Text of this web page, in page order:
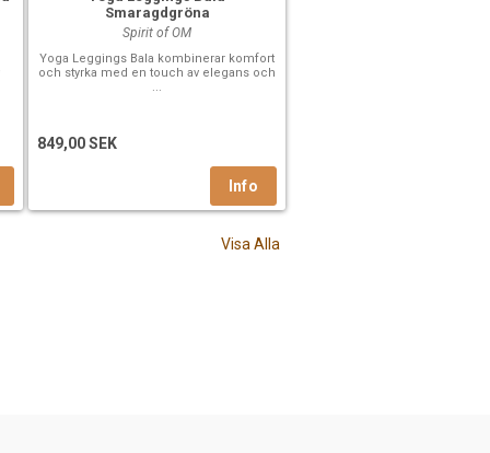
Smaragdgröna
Spirit of OM
Yoga Leggings Bala kombinerar komfort
och styrka med en touch av elegans och
...
849,00 SEK
Visa Alla